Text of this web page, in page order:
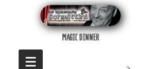
MAGIC DINNER